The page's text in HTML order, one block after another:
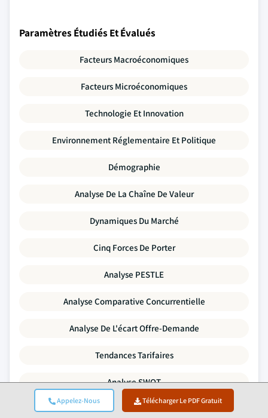
Appelez-Nous Télécharger Le PDF Gratuit
Paramètres Étudiés Et Évalués
Facteurs Macroéconomiques
Facteurs Microéconomiques
Technologie Et Innovation
Environnement Réglementaire Et Politique
Démographie
Analyse De La Chaîne De Valeur
Dynamiques Du Marché
Cinq Forces De Porter
Analyse PESTLE
Analyse Comparative Concurrentielle
Analyse De L'écart Offre-Demande
Tendances Tarifaires
Analyse SWOT
Activité De Fusions-Acquisitions